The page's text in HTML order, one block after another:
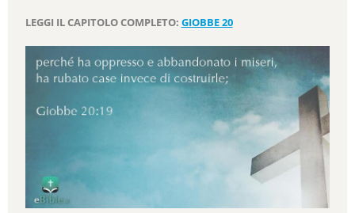
LEGGI IL CAPITOLO COMPLETO: GIOBBE 20